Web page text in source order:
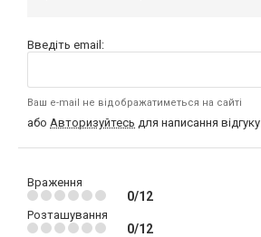
Введіть email:
Ваш e-mail не відображатиметься на сайті
або Авторизуйтесь для написання відгуку
Враження
0/12
Розташування
0/12